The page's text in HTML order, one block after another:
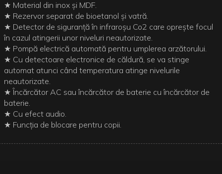
★ Material din inox și MDF.
★ Rezervor separat de bioetanol și vatră.
★ Detector de siguranță în infraroșu Co2 care oprește focul
în cazul atingerii unor niveluri neautorizate.
★ Pompă electrică automată pentru umplerea arzătorului.
★ Cu detectoare electronice de căldură, se va stinge
automat atunci când temperatura atinge nivelurile
neautorizate.
★ Încărcător AC sau încărcător de baterie cu încărcător de
baterie.
★ Cu efect audio.
★ Funcția de blocare pentru copii.